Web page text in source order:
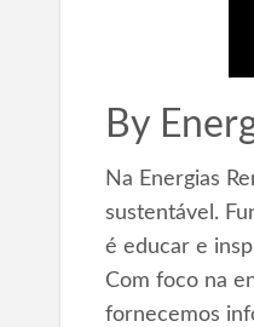
By
Na Energias
sustentável.
é educar e
Com foco na
fornecemos